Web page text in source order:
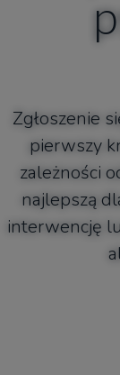
Zgłoszenie
pierwszy
zależności
najlepszą
interwencję